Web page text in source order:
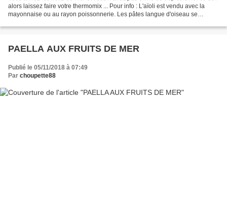
alors laissez faire votre thermomix ... Pour info : L'aïoli est vendu avec la
mayonnaise ou au rayon poissonnerie. Les pâtes langue d'oiseau se
PAELLA AUX FRUITS DE MER
Publié le 05/11/2018 à 07:49
Par choupette88